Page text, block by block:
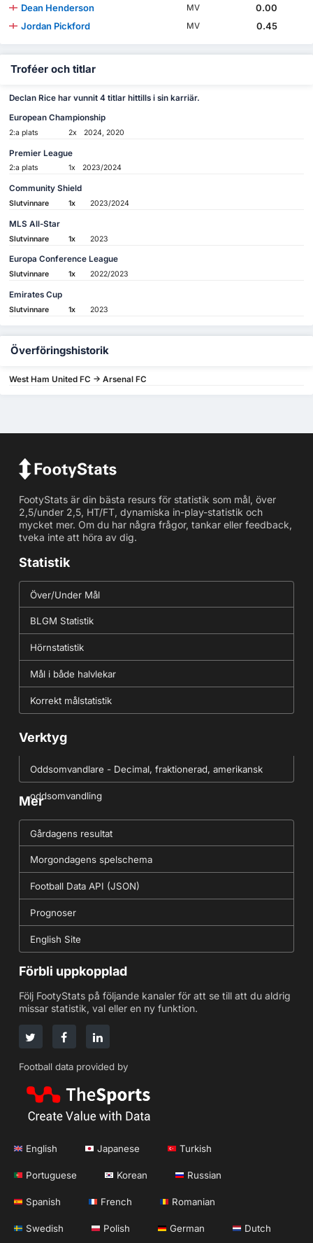
Dean Henderson
MV
0.00
Jordan Pickford
MV 0.45
Troféer och titlar
Declan Rice har vunnit 4 titlar hittills i sin karriär.
European Championship
2:a plats 2x 2024, 2020
Premier League
2:a plats 1x 2023/2024
Community Shield
Slutvinnare 1x 2023/2024
MLS All-Star
Slutvinnare 1x 2023
Europa Conference League
Slutvinnare 1x 2022/2023
Emirates Cup
Slutvinnare 1x 2023
Överföringshistorik
West Ham United FC -> Arsenal FC
FootyStats är din bästa resurs för statistik som mål, över
2,5/under 2,5, HT/FT, dynamiska in-play-statistik och
mycket mer. Om du har några frågor, tankar eller feedback,
tveka inte att höra av dig.
Statistik
Över/Under Mål
BLGM Statistik
Hörnstatistik
Mål i både halvlekar
Korrekt målstatistik
Verktyg
Oddsomvandlare - Decimal, fraktionerad, amerikansk
oddsomvandling
Mer
Gårdagens resultat
Morgondagens spelschema
Football Data API (JSON)
Prognoser
English Site
Förbli uppkopplad
Följ FootyStats på följande kanaler för att se till att du aldrig
missar statistik, val eller en ny funktion.
Football data provided by
English Japanese Turkish
Portuguese Korean Russian
Spanish French Romanian
Swedish Polish German Dutch